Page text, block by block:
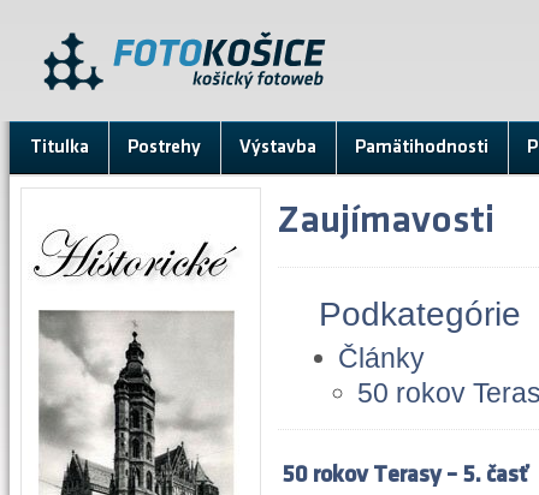
Titulka Postrehy Výstavba Pamätihodnosti
Zaujímavosti
Podkategórie
Články
50 rokov
50 rokov Terasy – 5. časť